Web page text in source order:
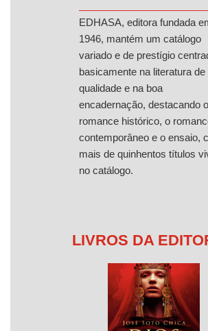
EDHASA, editora fundada
1946, mantém um catálogo
variado e de prestígio
basicamente na literatura de
qualidade e na boa
encadernação, destacando o
romance histórico, o
contemporâneo e o ensaio,
mais de quinhentos títulos
no catálogo.
LIVROS DA